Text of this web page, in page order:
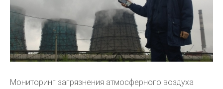
Мониторинг загрязнения атмосферного воздуха